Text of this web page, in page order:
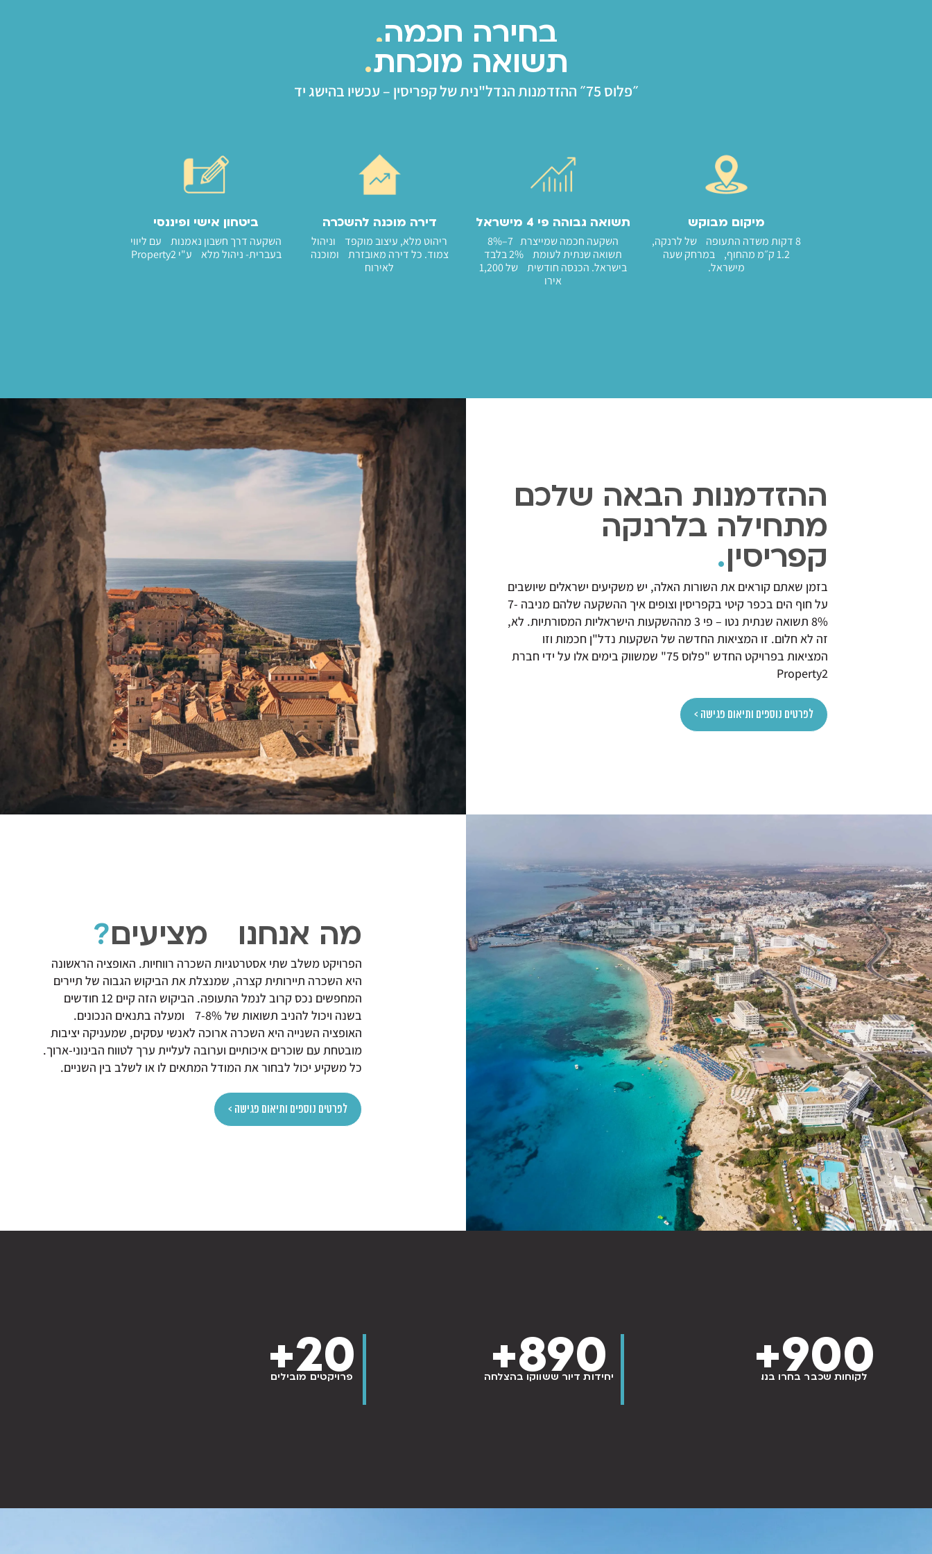
בחירה חכמה.
תשואה מוכחת.
״פלוס 75״ ההזדמנות הנדל"נית של קפריסין – עכשיו בהישג יד
מיקום מבוקש
8 דקות משדה התעופה של לרנקה,
1.2 ק״מ מהחוף, במרחק שעה
מישראל.
תשואה גבוהה פי 4 מישראל
השקעה חכמה שמייצרת 7–8%
תשואה שנתית לעומת 2% בלבד
בישראל. הכנסה חודשית של 1,200
אירו
דירה מוכנה להשכרה
ריהוט מלא, עיצוב מוקפד וניהול
צמוד. כל דירה מאובזרת ומוכנה
לאירוח
ביטחון אישי ופיננסי
השקעה דרך חשבון נאמנות עם ליווי
בעברית- ניהול מלא ע"י Property2
ההזדמנות הבאה שלכם
מתחילה בלרנקה
קפריסין.
בזמן שאתם קוראים את השורות האלה, יש משקיעים ישראלים שיושבים
על חוף הים בכפר קיטי בקפריסין וצופים איך ההשקעה שלהם מניבה 7-
8% תשואה שנתית נטו – פי 3 מההשקעות הישראליות המסורתיות. לא,
זה לא חלום. זו המציאות החדשה של השקעות נדל"ן חכמות וזו
המציאות בפרויקט החדש "פלוס 75" שמשווק בימים אלו על ידי חברת
Property2
לפרטים נוספים ותיאום פגישה >
מה אנחנו מציעים?
הפרויקט משלב שתי אסטרטגיות השכרה רווחיות. האופציה הראשונה
היא השכרה תיירותית קצרה, שמנצלת את הביקוש הגבוה של תיירים
המחפשים נכס קרוב לנמל התעופה. הביקוש הזה קיים 12 חודשים
בשנה ויכול להניב תשואות של 7-8% ומעלה בתנאים הנכונים.
האופציה השנייה היא השכרה ארוכה לאנשי עסקים, שמעניקה יציבות
מובטחת עם שוכרים איכותיים וערובה לעליית ערך לטווח הבינוני-ארוך.
כל משקיע יכול לבחור את המודל המתאים לו או לשלב בין השניים.
לפרטים נוספים ותיאום פגישה >
לקוחות שכבר בחרו בנו.
900
+ יחידות דיור ששווקו בהצלחה
890
+ פרויקטים מובילים
20
+